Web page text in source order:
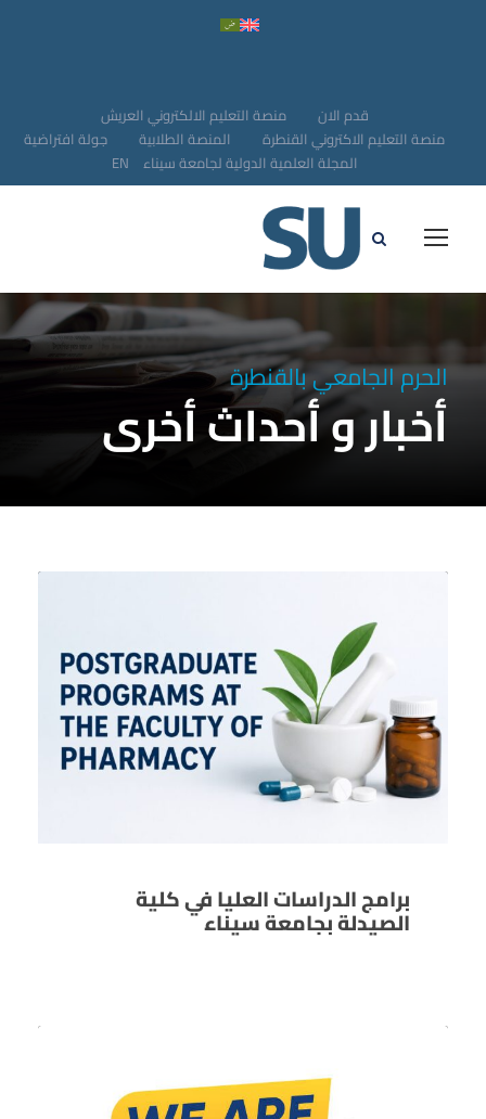
قدم الان
منصة التعليم الالكتروني العريش
منصة التعليم الاكتروني القنطرة
المنصة الطلابية
جولة افتراضية
المجلة العلمية الدولية لجامعة سيناء EN
الحرم الجامعي بالقنطرة
أخبار و أحداث أخرى
برامج الدراسات العليا في كلية
الصيدلة بجامعة سيناء